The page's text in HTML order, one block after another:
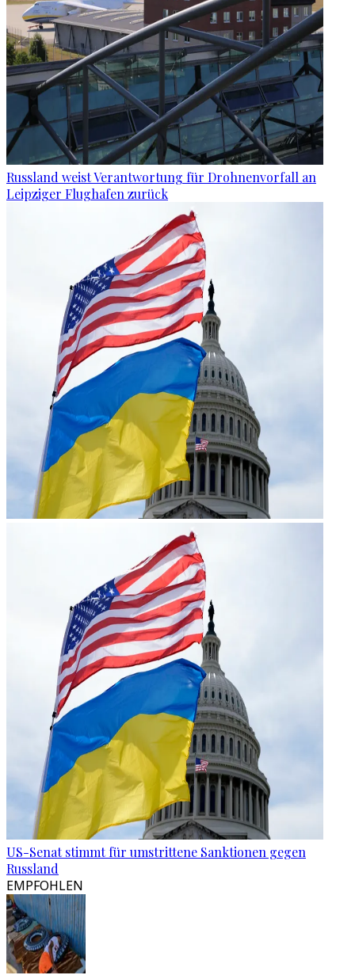
Russland weist Verantwortung für Drohnenvorfall an
Leipziger Flughafen zurück
US-Senat stimmt für umstrittene Sanktionen gegen
Russland
EMPFOHLEN